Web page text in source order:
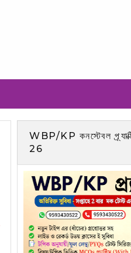
WBP/KP কনস্টেবল
26